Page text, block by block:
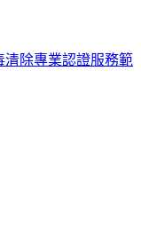
清除專業認證服務範